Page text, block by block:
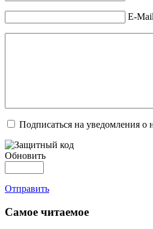
E-
Подписаться на уведомления о
Обновить
Отправить
Самое читаемое